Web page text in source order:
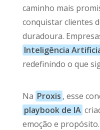
caminho mais
conquistar clientes
duradoura.
Inteligência
redefinindo o que
Na Proxis , esse
playbook de IA
emoção e